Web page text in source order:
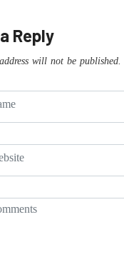
Reply
will not be published.